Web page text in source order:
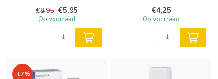
€8,95 €5,95
Op voorraad
€4,25
Op voorraad
-17%